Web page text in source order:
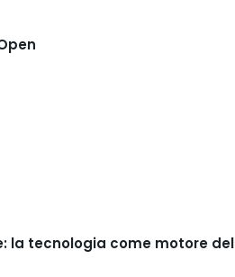
la tecnologia come motore del